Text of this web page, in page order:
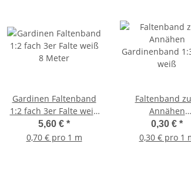
Gardinen Faltenband
1:2 fach 3er Falte weiß
8 Meter
5,60 € *
0,70 € pro 1 m
Faltenband
Annähen
Gardinenband
weiß
0,30 € *
0,30 € pro 1